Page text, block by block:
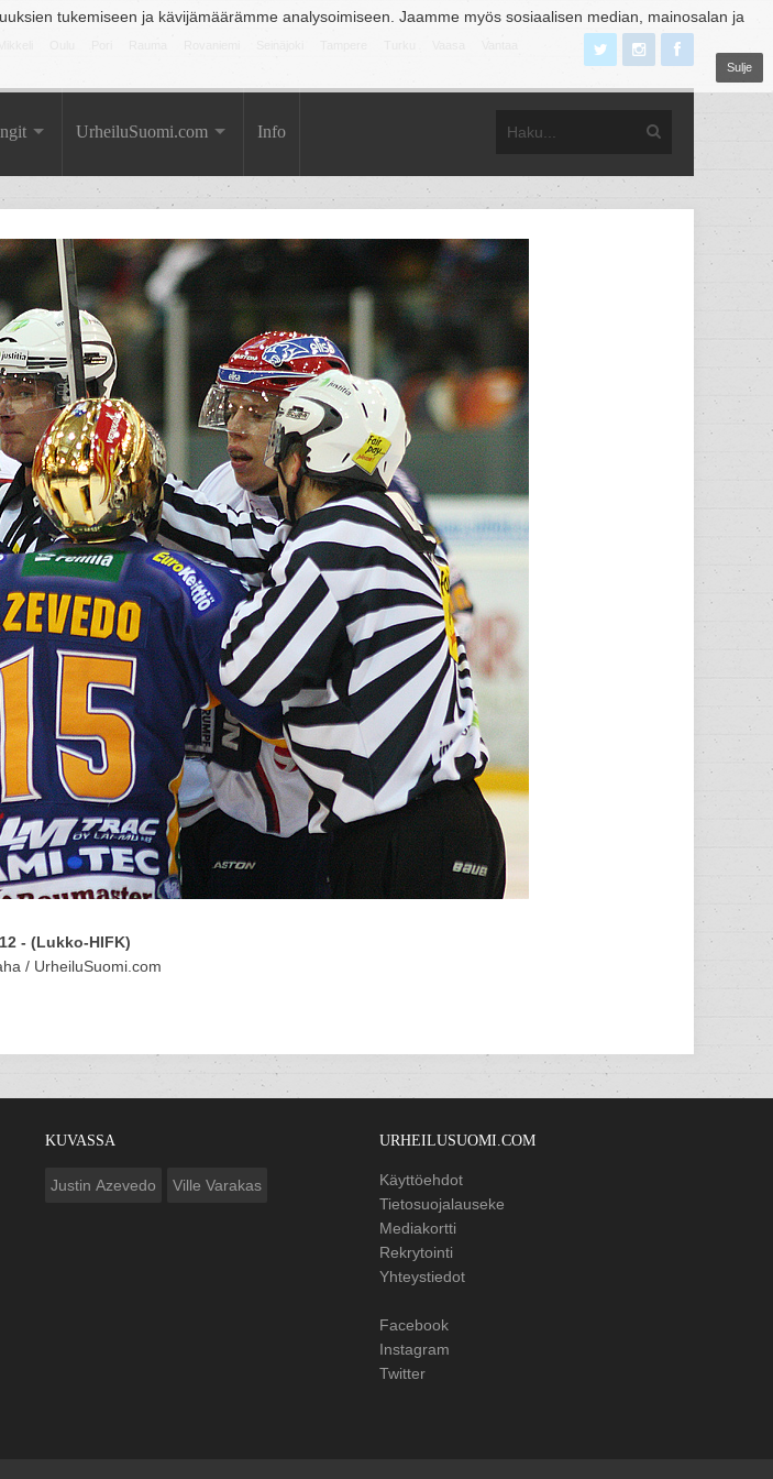
tukemiseen ja kävijämäärämme analysoimiseen. Jaamme myös sosiaalisen median, mainosalan ja
Sulje
UrheiluSuomi.com Info
- (Lukko-HIFK)
/ UrheiluSuomi.com
KUVASSA
Justin Azevedo Ville Varakas
URHEILUSUOMI.COM
Käyttöehdot
Tietosuojalauseke
Mediakortti
Rekrytointi
Yhteystiedot
Facebook
Instagram
Twitter